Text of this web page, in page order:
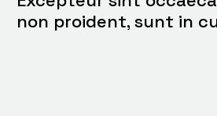
non proident, sunt in